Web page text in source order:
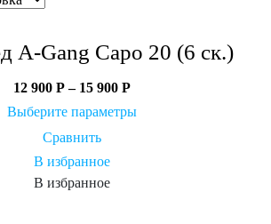
A-Gang Capo 20 (6 ск.)
12 900 Р– 15 900 Р
Выберите параметры
Сравнить
В избранное
В избранное